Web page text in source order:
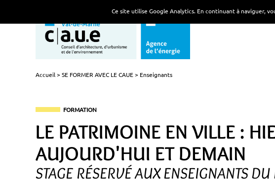
Accueil SE FORMER AVEC LE CAUE Enseignants
FORMATION
LE PATRIMOINE EN VILLE :
AUJOURD'HUI ET DEMAIN
STAGE RÉSERVÉ AUX ENSEIGNANTS DU
Ce site utilise Google Analytics. En continuant à naviguer,